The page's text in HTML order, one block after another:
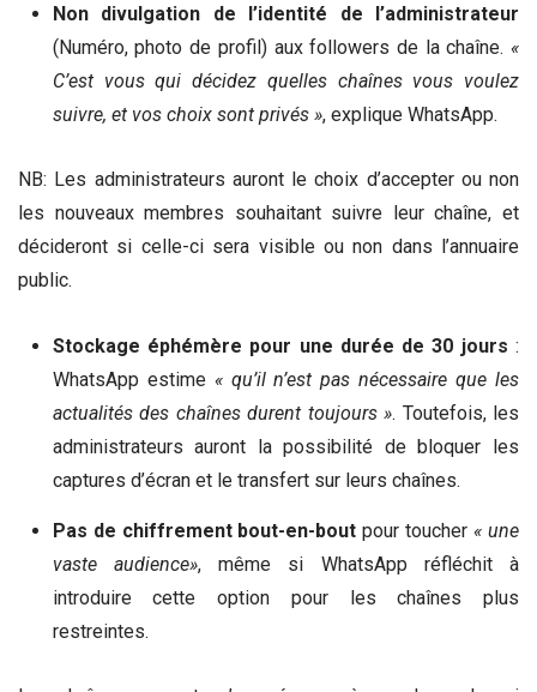
Non divulgation de l’identité de l’administrateur
(Numéro, photo de profil) aux followers de la chaîne. «
C’est vous qui décidez quelles chaînes vous voulez
suivre, et vos choix sont privés », explique WhatsApp.
NB: Les administrateurs auront le choix d’accepter ou non
les nouveaux membres souhaitant suivre leur chaîne, et
décideront si celle-ci sera visible ou non dans l’annuaire
public.
Stockage éphémère pour une durée de 30 jours :
WhatsApp estime « qu’il n’est pas nécessaire que les
actualités des chaînes durent toujours ». Toutefois, les
administrateurs auront la possibilité de bloquer les
captures d’écran et le transfert sur leurs chaînes.
Pas de chiffrement bout-en-bout pour toucher « une
vaste audience», même si WhatsApp réfléchit à
introduire cette option pour les chaînes plus
restreintes.